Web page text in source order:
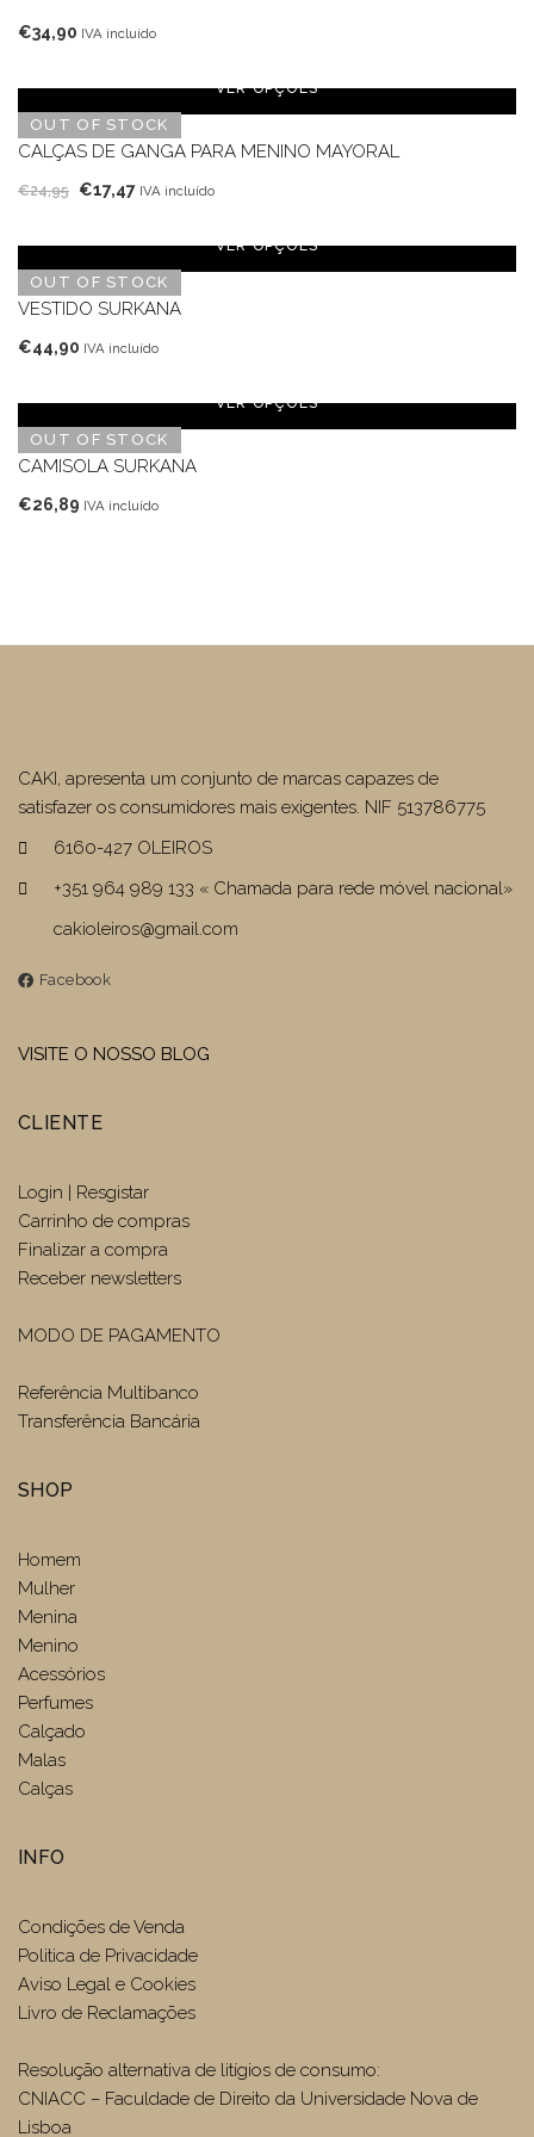
€34,90 IVA incluído
OUT OF STOCK
VER OPÇÕES
CALÇAS DE GANGA PARA MENINO MAYORAL
€24,95 O
original
era:
€24,95.
€17,47O
atual
é:
€17,47.
IVA incluído
OUT OF STOCK
VER OPÇÕES
VESTIDO SURKANA
€44,90 IVA incluído
OUT OF STOCK
VER OPÇÕES
CAMISOLA SURKANA
€26,89 IVA incluído
CAKI, apresenta um conjunto de marcas capazes de
satisfazer os consumidores mais exigentes. NIF 513786775
6160-427 OLEIROS
+351 964 989 133 « Chamada para rede móvel nacional»
cakioleiros@gmail.com
Facebook
VISITE O NOSSO BLOG
CLIENTE
Login | Resgistar
Carrinho de compras
Finalizar a compra
Receber newsletters
MODO DE PAGAMENTO
Referência Multibanco
Transferência Bancária
SHOP
Homem
Mulher
Menina
Menino
Acessórios
Perfumes
Calçado
Malas
Calças
INFO
Condições de Venda
Politica de Privacidade
Aviso Legal e Cookies
Livro de Reclamações
Resolução alternativa de litígios de consumo:
CNIACC – Faculdade de Direito da Universidade Nova de
Lisboa